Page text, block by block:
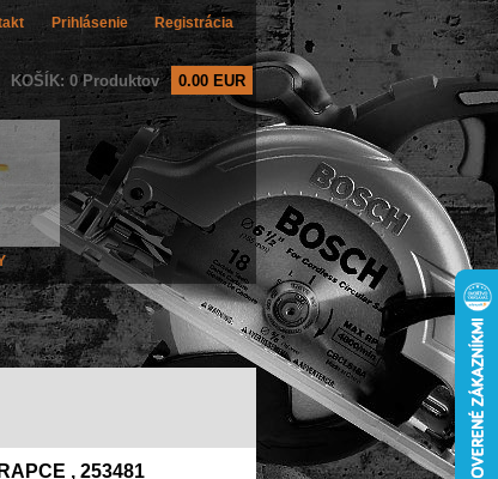
Prihlásenie Registrácia
KOŠÍK: 0 Produktov 0.00 EUR
, 253481